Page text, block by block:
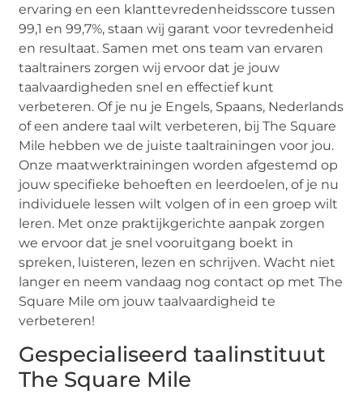
ervaring en een klanttevredenheidsscore tussen
99,1 en 99,7%, staan wij garant voor tevredenheid
en resultaat. Samen met ons team van ervaren
taaltrainers zorgen wij ervoor dat je jouw
taalvaardigheden snel en effectief kunt
verbeteren. Of je nu je Engels, Spaans, Nederlands
of een andere taal wilt verbeteren, bij The Square
Mile hebben we de juiste taaltrainingen voor jou.
Onze maatwerktrainingen worden afgestemd op
jouw specifieke behoeften en leerdoelen, of je nu
individuele lessen wilt volgen of in een groep wilt
leren. Met onze praktijkgerichte aanpak zorgen
we ervoor dat je snel vooruitgang boekt in
spreken, luisteren, lezen en schrijven. Wacht niet
langer en neem vandaag nog contact op met The
Square Mile om jouw taalvaardigheid te
verbeteren!
Gespecialiseerd taalinstituut
The Square Mile